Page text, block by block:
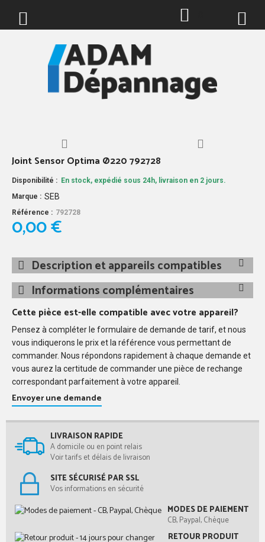
Joint Sensor Optima Ø220 792728
Disponibilité :
En stock, expédié sous 24h, livraison en 2 jours.
Marque : SEB
Référence : 792728
0,00 €
Description et appareils compatibles
Informations complémentaires
Cette pièce est-elle compatible avec votre appareil?
Pensez à compléter le formulaire de demande de tarif, et nous
vous indiquerons le prix et la référence vous permettant de
commander. Nous répondons rapidement à chaque demande et
vous aurez la certitude de commander une pièce de rechange
correspondant parfaitement à votre appareil.
Envoyer une demande
LIVRAISON RAPIDE
A domicile ou en point relais
Voir tarifs et délais de livraison
SITE SÉCURISÉ PAR SSL
Vos informations en sécurité
MODES DE PAIEMENT
CB, Paypal, Chèque
RETOUR PRODUIT